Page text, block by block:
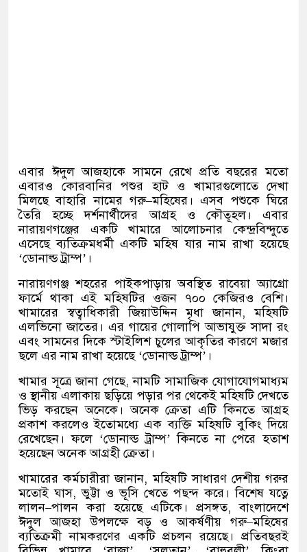
এবার ঈদুল আজহাকে সামনে রেখে প্রতি বছরের মতো
এবারও কোরবানির পশুর হাট ও খামারগুলোতে দেখা
মিলছে বাহারি নামের গরু–মহিষের। এসব পশুকে ঘিরে
তৈরি হচ্ছে দর্শনার্থীদের আগ্রহ ও কৌতূহল। এবার
নারায়ণগঞ্জের একটি খামারে আলোচনার কেন্দ্রবিন্দুতে
এসেছে ব্যতিক্রমধর্মী একটি মহিষ যার নাম রাখা হয়েছে
‘ডোনাল্ড ট্রাম্প’ ।
নারায়ণগঞ্জ শহরের পাইকপাড়ায় অবস্থিত রাবেয়া অ্যাগ্রো
ফার্মে থাকা এই মহিষটির ওজন ৭০০ কেজিরও বেশি।
খামারের স্বত্বাধিকারী জিয়াউদ্দিন মৃধা জানান,মহিষটি
এলভিনো জাতের। এর গায়ের গোলাপি আভাযুক্ত সাদা রং
এবং সামনের দিকে স্টাইলিশ চুলের আকৃতির কারণে মজার
ছলে এর নাম রাখা হয়েছে‘ডোনাল্ড ট্রাম্প’ ।
খামার সূত্রে জানা গেছে,নামটি সামাজিক যোগাযোগমাধ্যম
ও স্থানীয় এলাকায় ছড়িয়ে পড়ার পর থেকেই মহিষটি দেখতে
ভিড় করছেন অনেকে। অনেক ক্রেতা এটি কিনতে আগ্রহ
প্রকাশ করলেও ইতোমধ্যে এক ব্যক্তি মহিষটি বুকিং দিয়ে
রেখেছেন। ফলে‘ডোনাল্ড ট্রাম্প’কিনতে না পেরে হতাশ
হয়েছেন অনেক আগ্রহী ক্রেতা।
খামারের কর্মচারীরা জানান,মহিষটি সাধারণ দেশীয় গরুর
মতোই ঘাস,ভুট্টা ও ভূসি খেতে পছন্দ করে। বিশেষ যত্নে
লালন–পালন করা হয়েছে এটিকে। প্রসঙ্গত,বাংলাদেশে
ঈদুল আজহা উপলক্ষে বড় ও আকর্ষণীয় গরু–মহিষের
ব্যতিক্রমী নামকরণের একটি প্রচলন রয়েছে। প্রতিবছরই